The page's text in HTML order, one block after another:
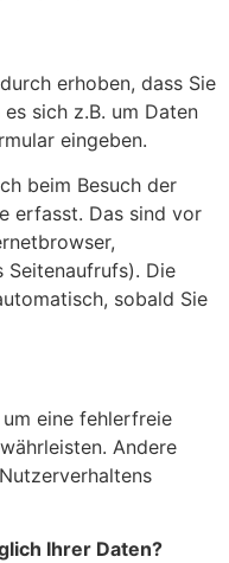
erhoben, dass Sie
sich z.B. um Daten
eingeben.
beim Besuch der
erfasst. Das sind vor
Seitenaufrufs). Die
sobald Sie
eine fehlerfreie
Andere
Ihrer Daten?